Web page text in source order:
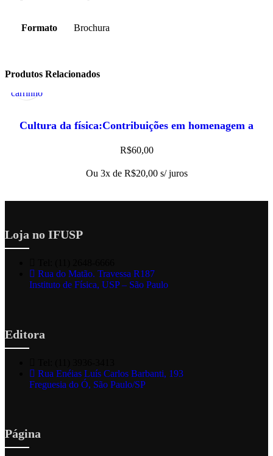
Formato Brochura
Produtos Relacionados
ao
carrinho
Rápida
Cultura da física:Contribuições em homenagem a
R$60,00
Ou 3x de R$20,00 s/ juros
Loja no IFUSP
Rua do Matão. Travessa R187
Instituto de Física, USP – São Paulo
Editora
Rua Enéias Luís Carlos Barbanti, 193
Freguesia do Ó, São Paulo/SP
Página